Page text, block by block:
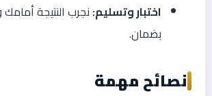
اختبار وتسليم: نجرب النتيجة
بضمان.
نصائح مهمة